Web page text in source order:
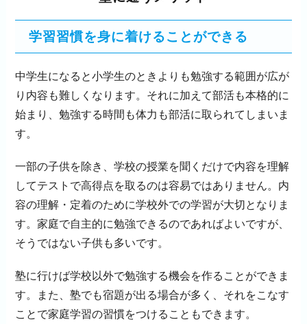
学習習慣を身に着けることができる
中学生になると小学生のときよりも勉強する範囲が広が
り内容も難しくなります。それに加えて部活も本格的に
始まり、勉強する時間も体力も部活に取られてしまいま
す。
一部の子供を除き、学校の授業を聞くだけで内容を理解
してテストで高得点を取るのは容易ではありません。内
容の理解・定着のために学校外での学習が大切となりま
す。家庭で自主的に勉強できるのであればよいですが、
そうではない子供も多いです。
塾に行けば学校以外で勉強する機会を作ることができま
す。また、塾でも宿題が出る場合が多く、それをこなす
ことで家庭学習の習慣をつけることもできます。